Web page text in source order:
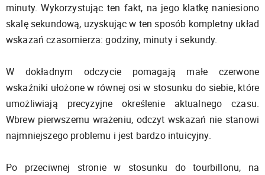
minuty. Wykorzystując ten fakt, na jego klatkę naniesiono
skalę sekundową, uzyskując w ten sposób kompletny układ
wskazań czasomierza: godziny, minuty i sekundy.
W dokładnym odczycie pomagają małe czerwone
wskaźniki ułożone w równej osi w stosunku do siebie, które
umożliwiają precyzyjne określenie aktualnego czasu.
Wbrew pierwszemu wrażeniu, odczyt wskazań nie stanowi
najmniejszego problemu i jest bardzo intuicyjny.
Po przeciwnej stronie w stosunku do tourbillonu, na